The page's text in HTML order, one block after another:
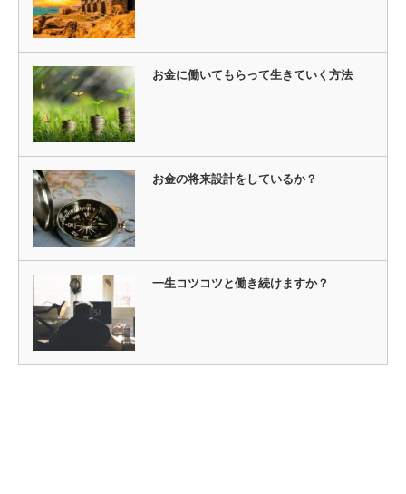
お金に働いてもらって生きていく方法
お金の将来設計をしているか？
一生コツコツと働き続けますか？